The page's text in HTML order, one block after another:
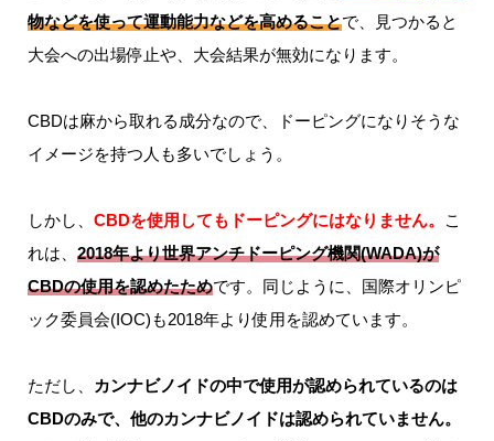
物などを使って運動能力などを高めることで、見つかると
大会への出場停止や、大会結果が無効になります。
CBDは麻から取れる成分なので、ドーピングになりそうな
イメージを持つ人も多いでしょう。
しかし、 CBDを使用してもドーピングにはなりません。
こ
れは、 2018年より世界アンチドーピング機関(WADA)が
CBDの使用を認めたためです。同じように、国際オリンピ
ック委員会(IOC)も2018年より使用を認めています。
ただし、
カンナビノイドの中で使用が認められているのは
CBDのみで、他のカンナビノイドは認められていません。